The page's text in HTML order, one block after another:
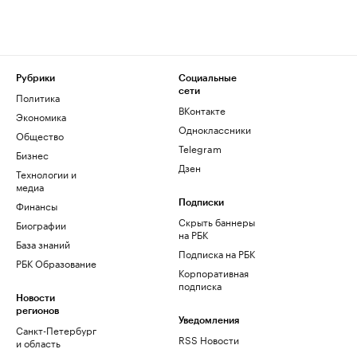
Рубрики
Политика
Экономика
Общество
Бизнес
Технологии и
медиа
Финансы
Биографии
База знаний
РБК Образование
Новости
регионов
Санкт-Петербург
и область
Социальные
сети
ВКонтакте
Одноклассники
Telegram
Дзен
Подписки
Скрыть баннеры
на РБК
Подписка на РБК
Корпоративная
подписка
Уведомления
RSS Новости